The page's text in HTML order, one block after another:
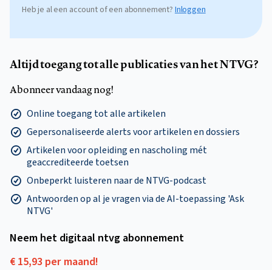
Heb je al een account of een abonnement? Inloggen
Altijd toegang tot alle publicaties van het NTVG?
Abonneer vandaag nog!
Online toegang tot alle artikelen
Gepersonaliseerde alerts voor artikelen en dossiers
Artikelen voor opleiding en nascholing mét
geaccrediteerde toetsen
Onbeperkt luisteren naar de NTVG-podcast
Antwoorden op al je vragen via de AI-toepassing 'Ask
NTVG'
Neem het digitaal ntvg abonnement
€ 15,93 per maand!